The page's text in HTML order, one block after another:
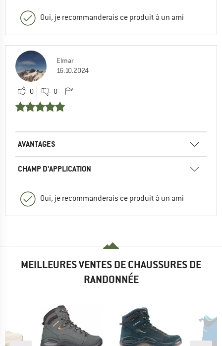
Oui, je recommanderais ce produit à un ami
Elmar
16.10.2024
0 0
AVANTAGES
CHAMP D'APPLICATION
Oui, je recommanderais ce produit à un ami
MEILLEURES VENTES DE CHAUSSURES DE
RANDONNÉE